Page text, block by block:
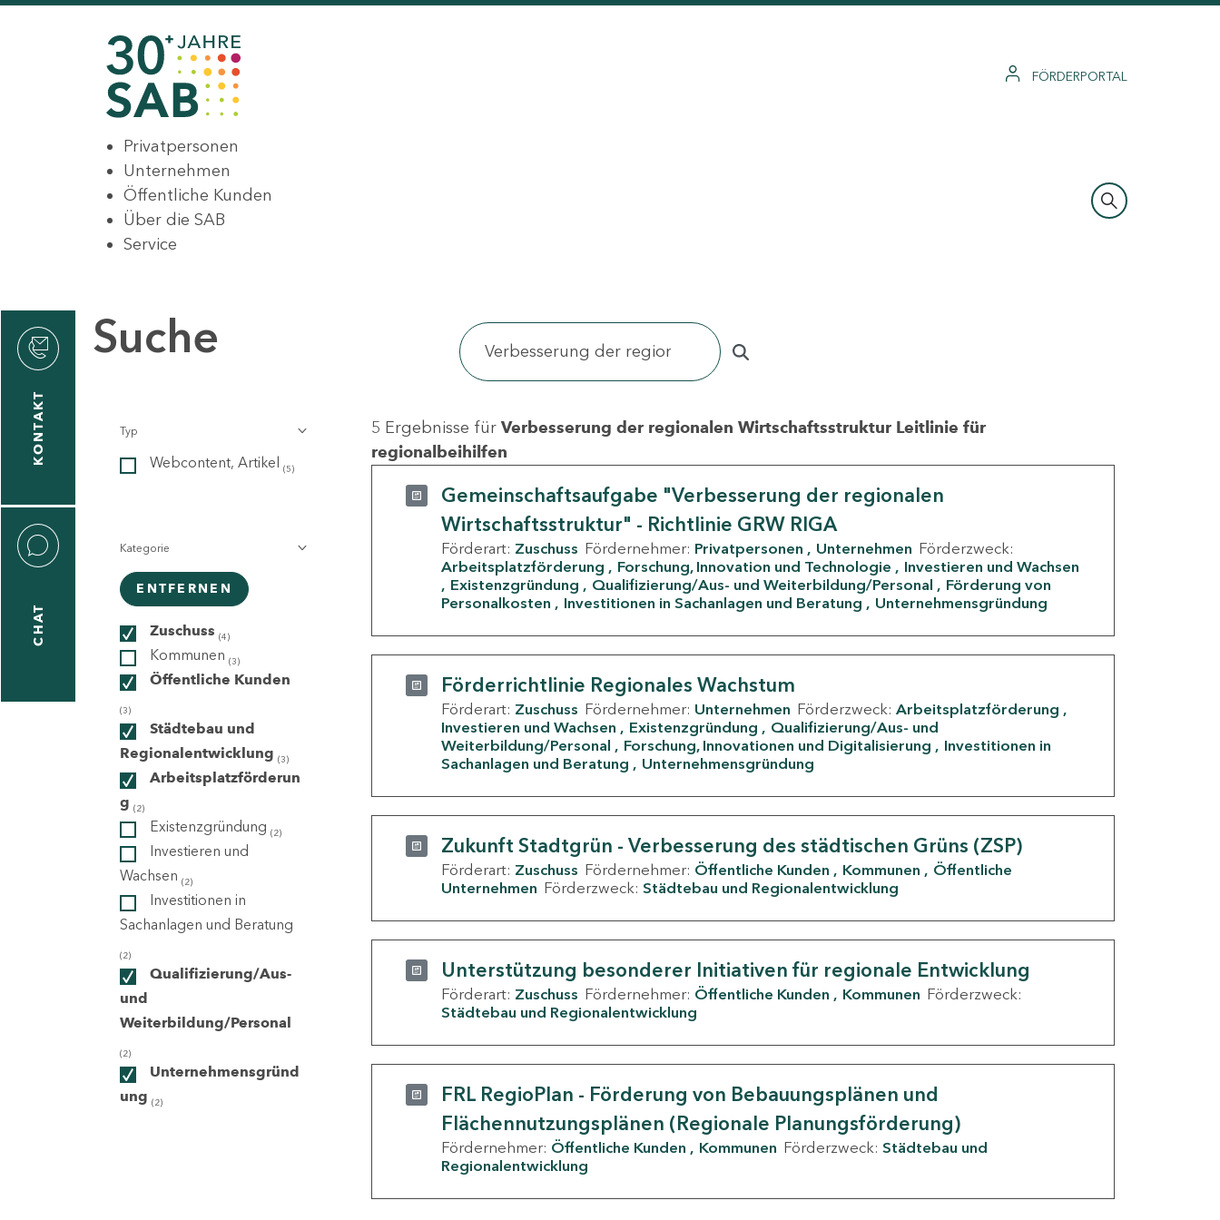
FÖRDERPORTAL
Privatpersonen
Unternehmen
Öffentliche Kunden
Über die SAB
Service
KONTAKT
CHAT
Suche
Typ
Webcontent, Artikel (5)
Kategorie
ENTFERNEN
Zuschuss (4)
Kommunen (3)
Öffentliche Kunden
(3)
Städtebau und
Regionalentwicklung (3)
Arbeitsplatzförderun
g (2)
Existenzgründung (2)
Investieren und
Wachsen (2)
Investitionen in
Sachanlagen und Beratung
(2)
Qualifizierung/Aus-
und
Weiterbildung/Personal
(2)
Unternehmensgründ
ung (2)
5 Ergebnisse für Verbesserung der regionalen Wirtschaftsstruktur Leitlinie für
regionalbeihilfen
Gemeinschaftsaufgabe "Verbesserung der regionalen
Wirtschaftsstruktur" - Richtlinie GRW RIGA
Förderart: Zuschuss Fördernehmer: Privatpersonen Unternehmen Förderzweck:
Arbeitsplatzförderung
Forschung, Innovation und Technologie
Investieren und Wachsen
Existenzgründung
Qualifizierung/Aus- und Weiterbildung/Personal
Förderung von
Personalkosten
Investitionen in Sachanlagen und Beratung Unternehmensgründung
Förderrichtlinie Regionales Wachstum
Förderart: Zuschuss Fördernehmer: Unternehmen Förderzweck: Arbeitsplatzförderung
Investieren und Wachsen
Existenzgründung
Qualifizierung/Aus- und
Weiterbildung/Personal
Forschung, Innovationen und Digitalisierung
Investitionen in
Sachanlagen und Beratung
Unternehmensgründung
Zukunft Stadtgrün - Verbesserung des städtischen Grüns (ZSP)
Förderart: Zuschuss Fördernehmer: Öffentliche Kunden Kommunen
Öffentliche
Unternehmen Förderzweck: Städtebau und Regionalentwicklung
Unterstützung besonderer Initiativen für regionale Entwicklung
Förderart: Zuschuss Fördernehmer: Öffentliche Kunden Kommunen Förderzweck:
Städtebau und Regionalentwicklung
FRL RegioPlan - Förderung von Bebauungsplänen und
Flächennutzungsplänen (Regionale Planungsförderung)
Fördernehmer: Öffentliche Kunden Kommunen Förderzweck: Städtebau und
Regionalentwicklung